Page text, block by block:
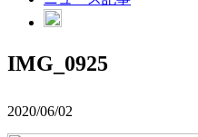
IMG_0925
2020/06/02